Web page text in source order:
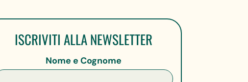
ISCRIVITI ALLA NEWSLETTER
Nome e Cognome